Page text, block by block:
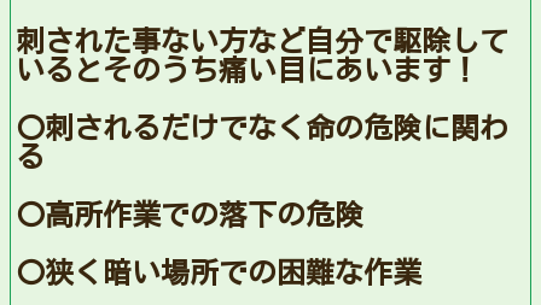
刺された事ない方など自分で駆除して
いるとそのうち痛い目にあいます！
〇刺されるだけでなく命の危険に関わ
る
〇高所作業での落下の危険
〇狭く暗い場所での困難な作業